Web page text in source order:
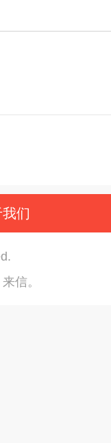
们
信。